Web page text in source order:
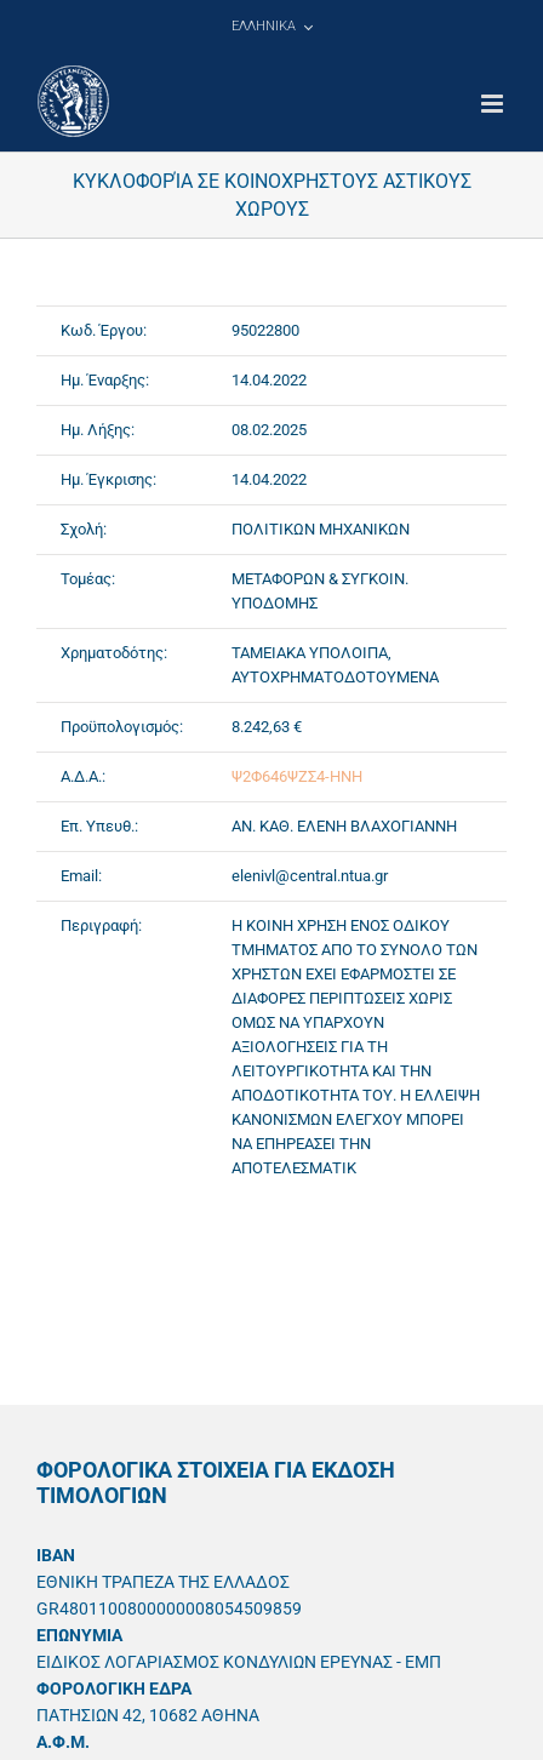
ΕΛΛΗΝΙΚΑ
ΚΥΚΛΟΦΟΡΊΑ ΣΕ ΚΟΙΝΟΧΡΗΣΤΟΥΣ ΑΣΤΙΚΟΥΣ
ΧΩΡΟΥΣ
Κωδ. Έργου: 95022800
Ημ. Έναρξης: 14.04.2022
Ημ. Λήξης: 08.02.2025
Ημ. Έγκρισης: 14.04.2022
Σχολή: ΠΟΛΙΤΙΚΩΝ ΜΗΧΑΝΙΚΩΝ
Τομέας:
ΜΕΤΑΦΟΡΩΝ & ΣΥΓΚΟΙΝ.
ΥΠΟΔΟΜΗΣ
Χρηματοδότης:
ΤΑΜΕΙΑΚΑ ΥΠΟΛΟΙΠΑ,
ΑΥΤΟΧΡΗΜΑΤΟΔΟΤΟΥΜΕΝΑ
Προϋπολογισμός: 8.242,63 €
Α.Δ.Α.: Ψ2Φ646ΨΖΣ4-ΗΝΗ
Επ. Υπευθ.: ΑΝ. ΚΑΘ. ΕΛΕΝΗ ΒΛΑΧΟΓΙΑΝΝΗ
Email: elenivl@central.ntua.gr
Περιγραφή:
Η ΚΟΙΝΗ ΧΡΗΣΗ ΕΝΟΣ ΟΔΙΚΟΥ
ΤΜΗΜΑΤΟΣ ΑΠΟ ΤΟ ΣΥΝΟΛΟ ΤΩΝ
ΧΡΗΣΤΩΝ ΕΧΕΙ ΕΦΑΡΜΟΣΤΕΙ ΣΕ
ΔΙΑΦΟΡΕΣ ΠΕΡΙΠΤΩΣΕΙΣ ΧΩΡΙΣ
ΟΜΩΣ ΝΑ ΥΠΑΡΧΟΥΝ
ΑΞΙΟΛΟΓΗΣΕΙΣ ΓΙΑ ΤΗ
ΛΕΙΤΟΥΡΓΙΚΟΤΗΤΑ ΚΑΙ ΤΗΝ
ΑΠΟΔΟΤΙΚΟΤΗΤΑ ΤΟΥ. Η ΕΛΛΕΙΨΗ
ΚΑΝΟΝΙΣΜΩΝ ΕΛΕΓΧΟΥ ΜΠΟΡΕΙ
ΝΑ ΕΠΗΡΕΑΣΕΙ ΤΗΝ
ΑΠΟΤΕΛΕΣΜΑΤΙΚ
ΦΟΡΟΛΟΓΙΚΑ ΣΤΟΙΧΕΙΑ ΓΙΑ ΕΚΔΟΣΗ
ΤΙΜΟΛΟΓΙΩΝ
IBAN
ΕΘΝΙΚΗ ΤΡΑΠΕΖΑ ΤΗΣ ΕΛΛΑΔΟΣ
GR4801100800000008054509859
ΕΠΩΝΥΜΙΑ
ΕΙΔΙΚΟΣ ΛΟΓΑΡΙΑΣΜΟΣ ΚΟΝΔΥΛΙΩΝ ΕΡΕΥΝΑΣ - ΕΜΠ
ΦΟΡΟΛΟΓΙΚΗ ΕΔΡΑ
ΠΑΤΗΣΙΩΝ 42, 10682 ΑΘΗΝΑ
A.Φ.Μ.